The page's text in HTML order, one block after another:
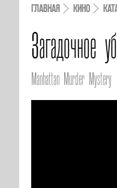
ГЛАВНАЯ КИНО
Загадочное
Manhattan Murder Mystery